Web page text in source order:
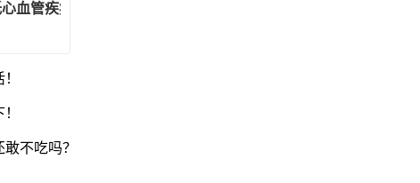
血管疾病风险！
不吃吗？